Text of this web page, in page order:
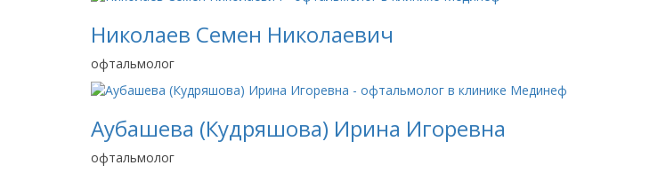
Николаев Семен Николаевич
офтальмолог
Аубашева (Кудряшова) Ирина Игоревна
офтальмолог